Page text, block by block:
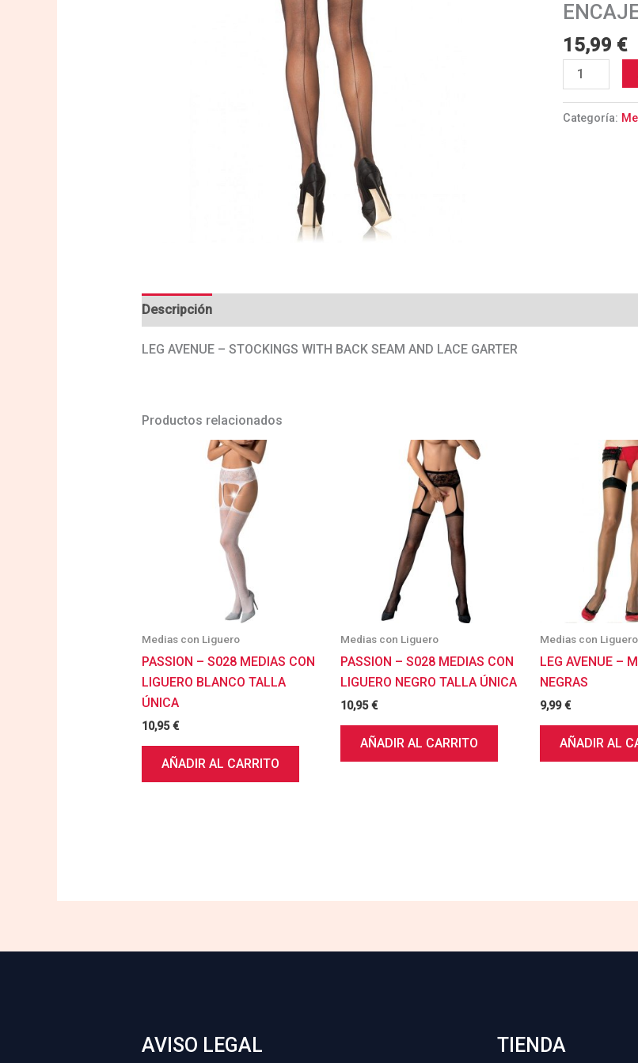
15,99 €
Y
DE
ENCAJE
cantidad
Categoría:
Descripción
LEG AVENUE – STOCKINGS WITH BACK SEAM AND LACE GARTER
Productos relacionados
Medias con Liguero
PASSION – S028 MEDIAS CON
LIGUERO BLANCO TALLA
ÚNICA
10,95€
AÑADIR AL CARRITO
Medias con Liguero
PASSION – S028 MEDIAS CON
LIGUERO NEGRO TALLA ÚNICA
10,95€
AÑADIR AL CARRITO
Medias con Liguero
LEG AVENUE –
NEGRAS
9,99€
AÑADIR AL
AVISO LEGAL TIENDA